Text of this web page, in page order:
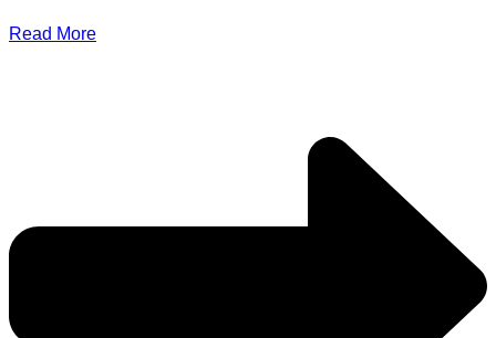
Read More